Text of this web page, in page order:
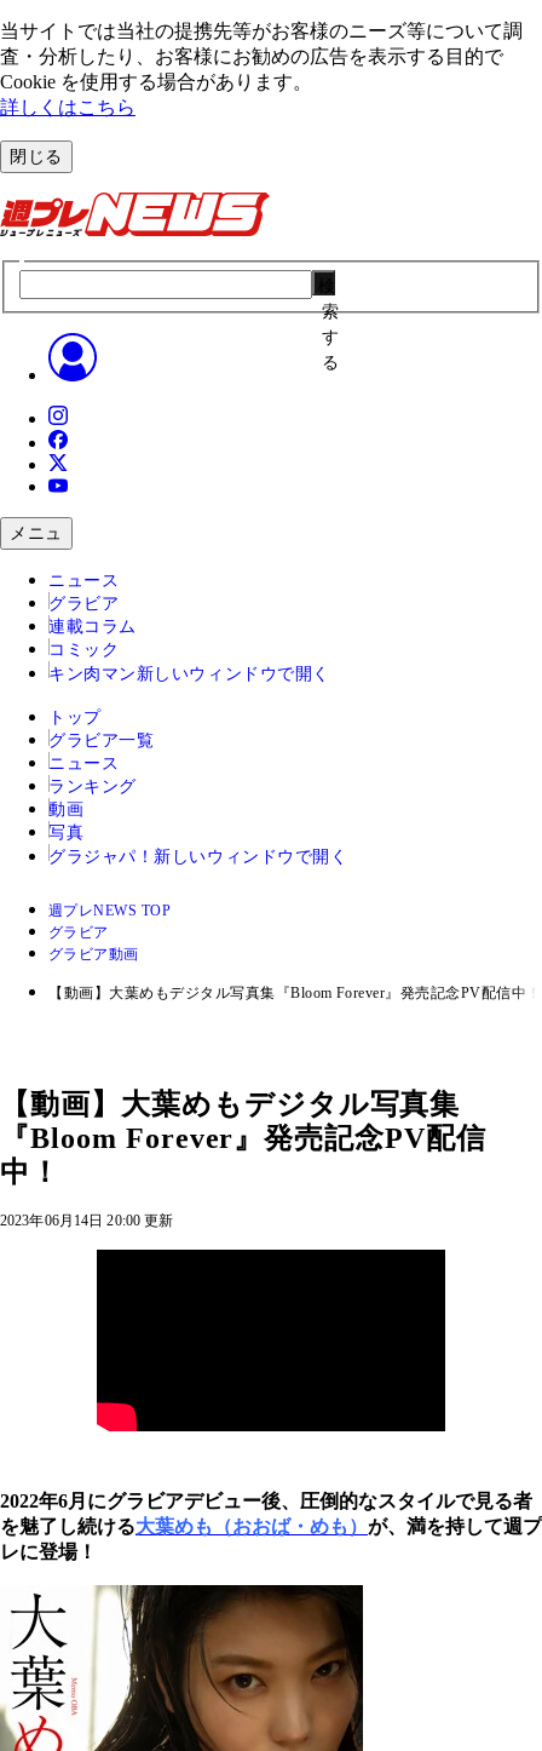
当サイトでは当社の提携先等がお客様のニーズ等について調
査・分析したり、お客様にお勧めの広告を表⽰する⽬的で
Cookie を使⽤する場合があります。
詳しくはこちら
閉じる
索
す
る
メニュ
ニュース
グラビア
連載コラム
コミック
キン肉マン 新しいウィンドウで開く
トップ
グラビア一覧
ニュース
ランキング
動画
写真
グラジャパ！ 新しいウィンドウで開く
週プレNEWS TOP
グラビア
グラビア動画
【動画】大葉めもデジタル写真集『Bloom Forever』発売記念PV配信中！
【動画】大葉めもデジタル写真集
『Bloom Forever』発売記念PV配信
中！
2023年06月14日 20:00 更新
2022年6月にグラビアデビュー後、圧倒的なスタイルで見る者
を魅了し続ける大葉めも（おおば・めも） が、満を持して週プ
レに登場！